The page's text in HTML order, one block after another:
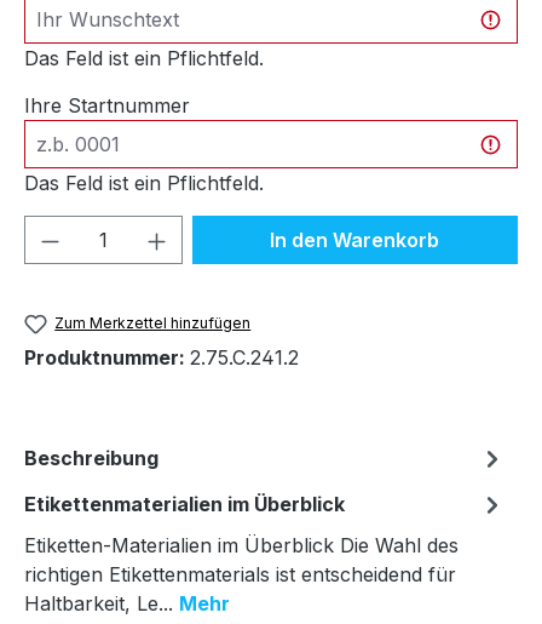
Das Feld ist ein Pflichtfeld.
Ihre Startnummer
Das Feld ist ein Pflichtfeld.
Produkt Anzahl: Gib denIn den Warenkorb
Zum Merkzettel hinzufügen
Produktnummer: 2.75.C.241.2
Beschreibung
Etikettenmaterialien im Überblick
Etiketten-Materialien im Überblick Die Wahl des
richtigen Etikettenmaterials ist entscheidend für
Haltbarkeit, Le... Mehr